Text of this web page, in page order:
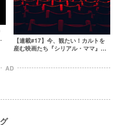
【連載#17】今、観たい！カルトを
産む映画たち『シリアル・ママ』悪
AD